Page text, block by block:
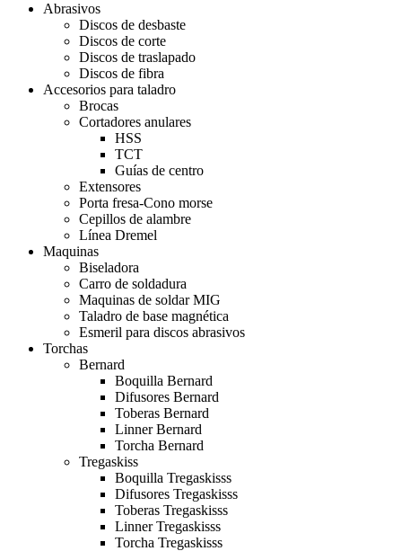
Abrasivos
Discos de desbaste
Discos de corte
Discos de traslapado
Discos de fibra
Accesorios para taladro
Brocas
Cortadores anulares
HSS
TCT
Guías de centro
Extensores
Porta fresa-Cono morse
Cepillos de alambre
Línea Dremel
Maquinas
Biseladora
Carro de soldadura
Maquinas de soldar MIG
Taladro de base magnética
Esmeril para discos abrasivos
Torchas
Bernard
Boquilla Bernard
Difusores Bernard
Toberas Bernard
Linner Bernard
Torcha Bernard
Tregaskiss
Boquilla Tregaskisss
Difusores Tregaskisss
Toberas Tregaskisss
Linner Tregaskisss
Torcha Tregaskisss